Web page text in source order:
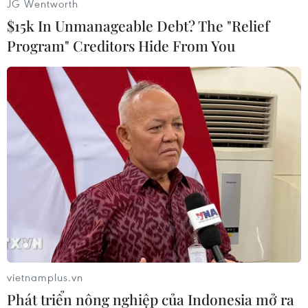
#Máy tính bảng #Android #Màn hình #Ứng dụng
Theo dõi VietnamPlus
JG Wentworth
$15k In Unmanageable Debt? The "Relief
Program" Creditors Hide From You
vietnamplus.vn
Phát triển nông nghiệp của Indonesia mở ra